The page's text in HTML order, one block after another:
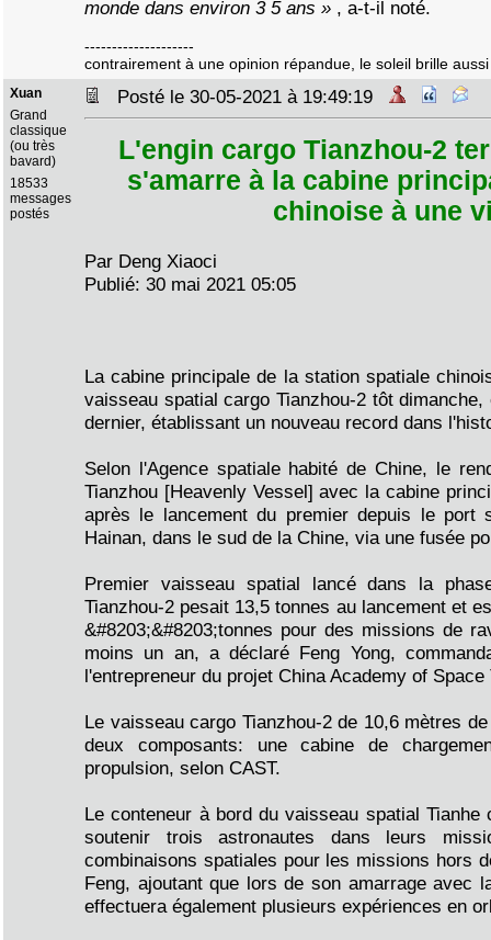
monde dans environ 3 5 ans » , a-t-il noté.
--------------------
contrairement à une opinion répandue, le soleil brille
Xuan
Grand
classique
(ou très
bavard)
18533
messages
postés
Posté le 30-05-2021 à 19:49:19
L'engin cargo Tianzhou-2
s'amarre à la cabine
chinoise à une
Par Deng Xiaoci
Publié: 30 mai 2021 05:05
La cabine principale de la station spatiale
vaisseau spatial cargo Tianzhou-2 tôt
dernier, établissant un nouveau record dans
Selon l'Agence spatiale habité de Chine, le
Tianzhou [Heavenly Vessel] avec la cabine
après le lancement du premier depuis le port
Hainan, dans le sud de la Chine, via une fusée
Premier vaisseau spatial lancé dans la
Tianzhou-2 pesait 13,5 tonnes au lancement et
&#8203;&#8203;tonnes pour des missions de
moins un an, a déclaré Feng Yong,
l'entrepreneur du projet China Academy of
Le vaisseau cargo Tianzhou-2 de 10,6 mètres
deux composants: une cabine de
propulsion, selon CAST.
Le conteneur à bord du vaisseau spatial
soutenir trois astronautes dans leurs
combinaisons spatiales pour les missions hors
Feng, ajoutant que lors de son amarrage avec
effectuera également plusieurs expériences en